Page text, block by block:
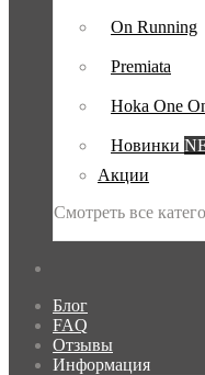
On Running
Premiata
Hoka One
Новинки
Акции
Смотреть все
Блог
FAQ
Отзывы
Информация